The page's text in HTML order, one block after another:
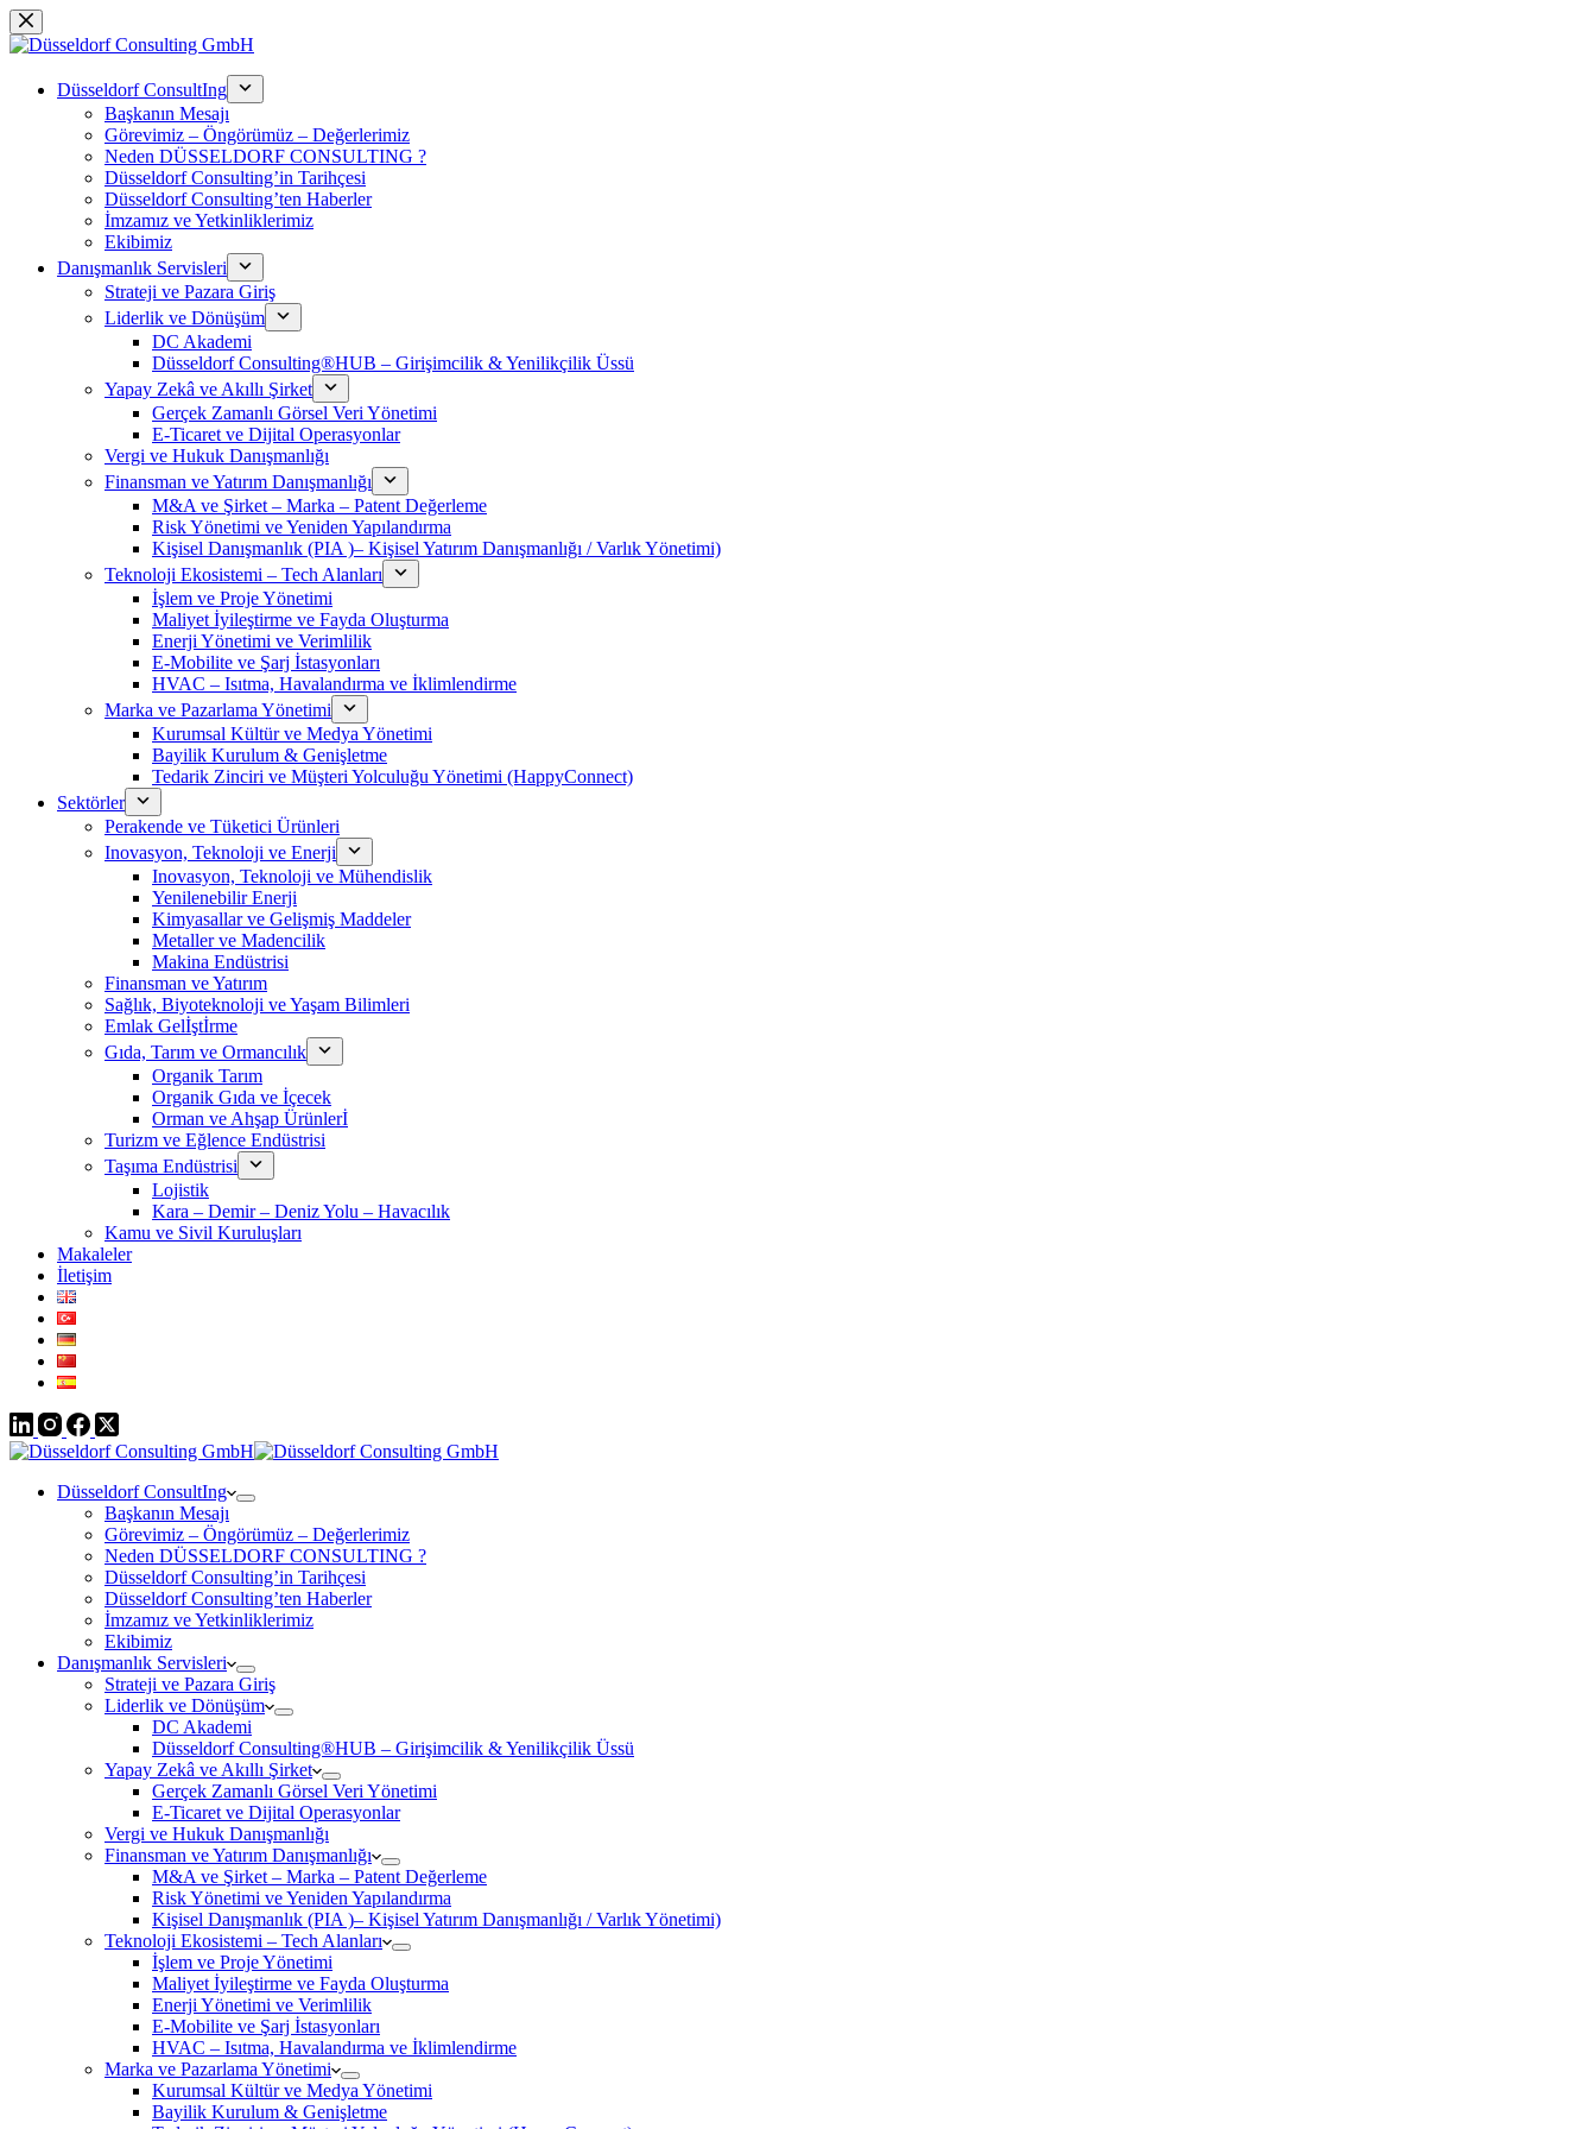
Skip
to
Düsseldorf ConsultIng
Başkanın Mesajı
Görevimiz – Öngörümüz – Değerlerimiz
Neden DÜSSELDORF CONSULTING ?
Düsseldorf Consulting’in Tarihçesi
Düsseldorf Consulting’ten Haberler
İmzamız ve Yetkinliklerimiz
Ekibimiz
Danışmanlık Servisleri
Strateji ve Pazara Giriş
Liderlik ve Dönüşüm
DC Akademi
Düsseldorf Consulting®HUB – Girişimcilik & Yenilikçilik Üssü
Yapay Zekâ ve Akıllı Şirket
Gerçek Zamanlı Görsel Veri Yönetimi
E-Ticaret ve Dijital Operasyonlar
Vergi ve Hukuk Danışmanlığı
Finansman ve Yatırım Danışmanlığı
M&A ve Şirket – Marka – Patent Değerleme
Risk Yönetimi ve Yeniden Yapılandırma
Kişisel Danışmanlık (PIA )– Kişisel Yatırım Danışmanlığı / Varlık Yönetimi)
Teknoloji Ekosistemi – Tech Alanları
İşlem ve Proje Yönetimi
Maliyet İyileştirme ve Fayda Oluşturma
Enerji Yönetimi ve Verimlilik
E-Mobilite ve Şarj İstasyonları
HVAC – Isıtma, Havalandırma ve İklimlendirme
Marka ve Pazarlama Yönetimi
Kurumsal Kültür ve Medya Yönetimi
Bayilik Kurulum & Genişletme
Tedarik Zinciri ve Müşteri Yolculuğu Yönetimi (HappyConnect)
Sektörler
Perakende ve Tüketici Ürünleri
Inovasyon, Teknoloji ve Enerji
Inovasyon, Teknoloji ve Mühendislik
Yenilenebilir Enerji
Kimyasallar ve Gelişmiş Maddeler
Metaller ve Madencilik
Makina Endüstrisi
Finansman ve Yatırım
Sağlık, Biyoteknoloji ve Yaşam Bilimleri
Emlak Gelİştİrme
Gıda, Tarım ve Ormancılık
Organik Tarım
Organik Gıda ve İçecek
Orman ve Ahşap Ürünlerİ
Turizm ve Eğlence Endüstrisi
Taşıma Endüstrisi
Lojistik
Kara – Demir – Deniz Yolu – Havacılık
Kamu ve Sivil Kuruluşları
Makaleler
İletişim
Düsseldorf ConsultIng
Başkanın Mesajı
Görevimiz – Öngörümüz – Değerlerimiz
Neden DÜSSELDORF CONSULTING ?
Düsseldorf Consulting’in Tarihçesi
Düsseldorf Consulting’ten Haberler
İmzamız ve Yetkinliklerimiz
Ekibimiz
Danışmanlık Servisleri
Strateji ve Pazara Giriş
Liderlik ve Dönüşüm
DC Akademi
Düsseldorf Consulting®HUB – Girişimcilik & Yenilikçilik Üssü
Yapay Zekâ ve Akıllı Şirket
Gerçek Zamanlı Görsel Veri Yönetimi
E-Ticaret ve Dijital Operasyonlar
Vergi ve Hukuk Danışmanlığı
Finansman ve Yatırım Danışmanlığı
M&A ve Şirket – Marka – Patent Değerleme
Risk Yönetimi ve Yeniden Yapılandırma
Kişisel Danışmanlık (PIA )– Kişisel Yatırım Danışmanlığı / Varlık Yönetimi)
Teknoloji Ekosistemi – Tech Alanları
İşlem ve Proje Yönetimi
Maliyet İyileştirme ve Fayda Oluşturma
Enerji Yönetimi ve Verimlilik
E-Mobilite ve Şarj İstasyonları
HVAC – Isıtma, Havalandırma ve İklimlendirme
Marka ve Pazarlama Yönetimi
Kurumsal Kültür ve Medya Yönetimi
Bayilik Kurulum & Genişletme